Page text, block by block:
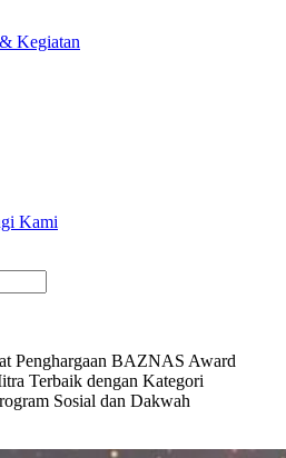
Kegiatan
Kami
Penghargaan BAZNAS Award
Terbaik dengan Kategori
Sosial dan Dakwah